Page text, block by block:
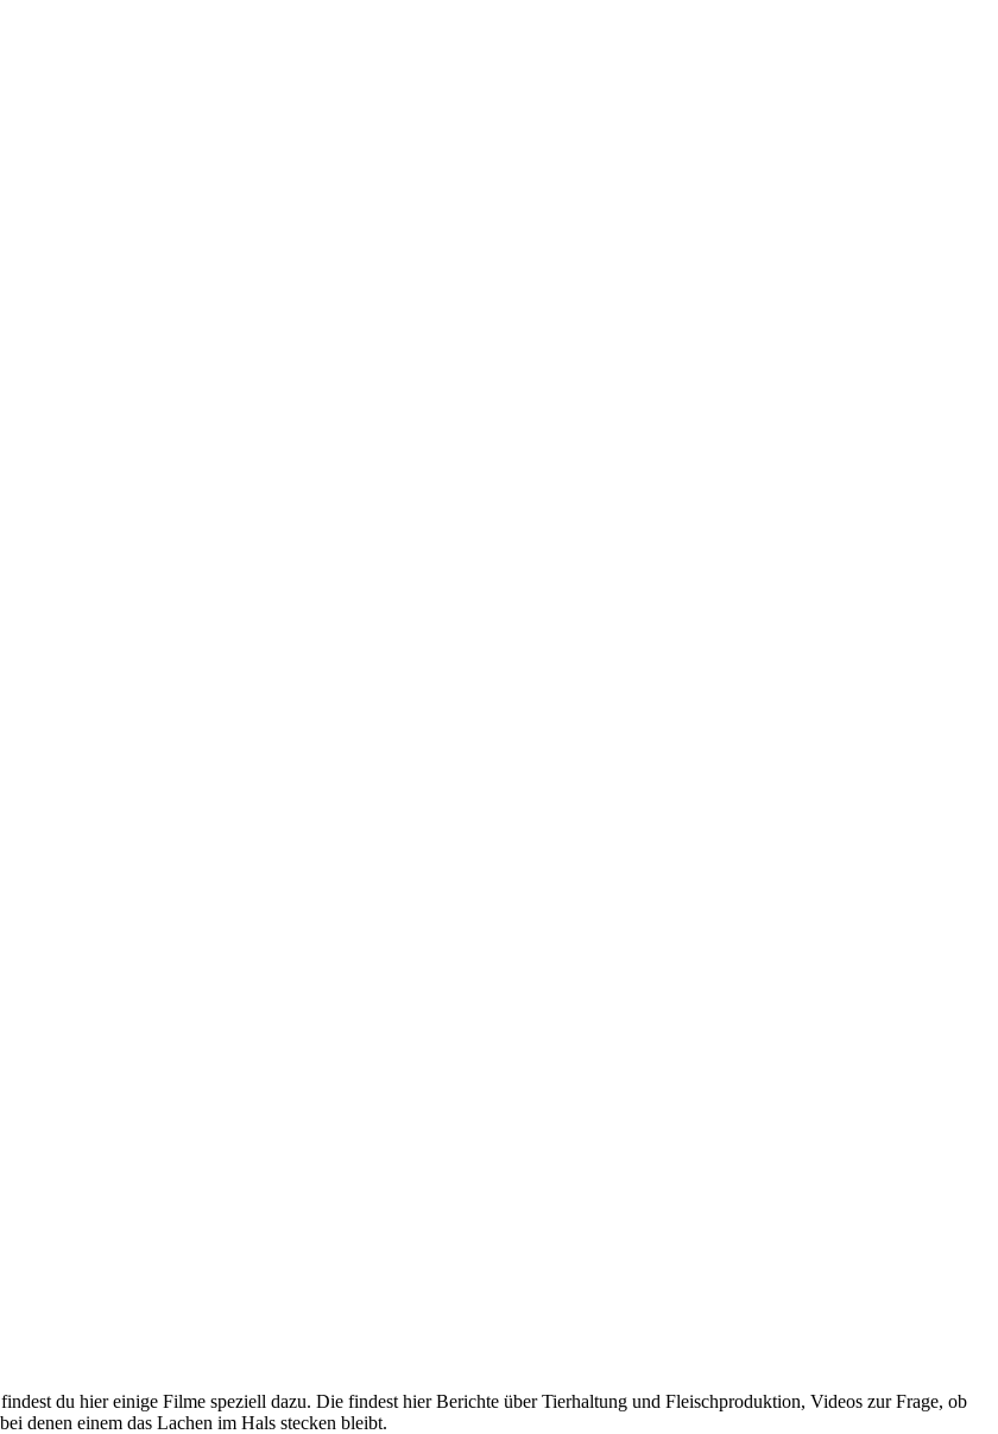
du hier einige Filme speziell dazu. Die findest hier Berichte über Tierhaltung und Fleischproduktion, Videos zur Frage, ob
denen einem das Lachen im Hals stecken bleibt.